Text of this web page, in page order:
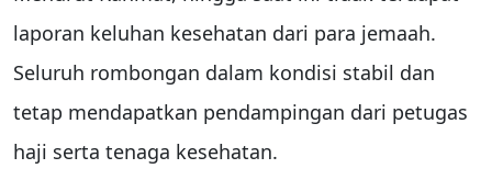
laporan keluhan kesehatan dari para jemaah.
Seluruh rombongan dalam kondisi stabil dan
tetap mendapatkan pendampingan dari petugas
haji serta tenaga kesehatan.